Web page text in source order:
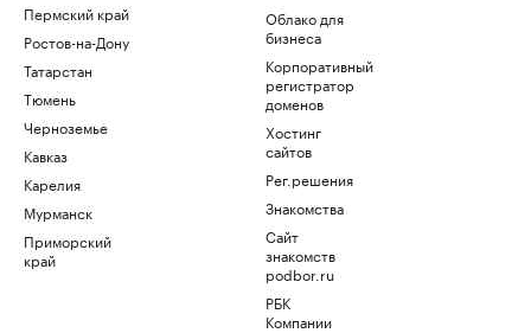
Пермский край
Ростов-на-Дону
Татарстан
Тюмень
Черноземье
Кавказ
Карелия
Мурманск
Приморский
край
Облако для
бизнеса
Корпоративный
регистратор
доменов
Хостинг
сайтов
Рег.решения
Знакомства
Сайт
знакомств
podbor.ru
РБК
Компании